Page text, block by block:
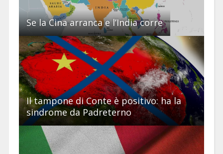
Se la Cina arranca e l’India corre
Il tampone di Conte è positivo: ha la
sindrome da Padreterno